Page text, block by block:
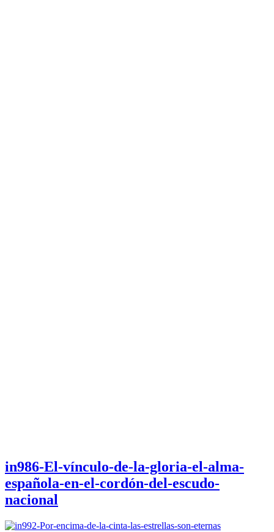
in986-El-vínculo-de-la-gloria-el-alma-
española-en-el-cordón-del-escudo-
nacional